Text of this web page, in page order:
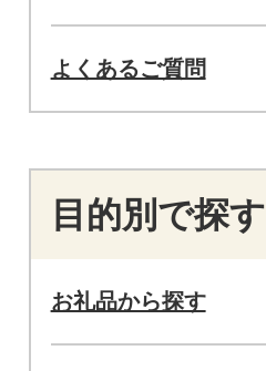
よくあるご質問
目的別で探す
お礼品から探す